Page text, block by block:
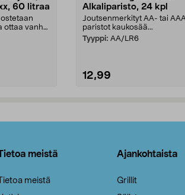
60 litraa
ottaa vanha
Alkaliparisto, 24 kpl
Joutsenmerkityt AA- tai
paristot kaukosää...
Tyyppi: AA/LR6
12,99
meistä
Tietoa meistä
Ajankohtaista
Grillit